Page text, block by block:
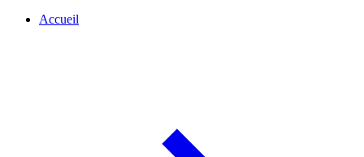
Accueil